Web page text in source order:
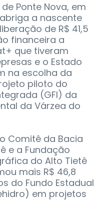
Ponte Nova, em
a nascente
de R$ 41,5
financeira a
que tiveram
e o Estado
na escolha da
piloto do
(GFI) da
da Várzea do
Comitê da Bacia
e a Fundação
do Alto Tietê
mais R$ 46,8
do Fundo Estadual
em projetos